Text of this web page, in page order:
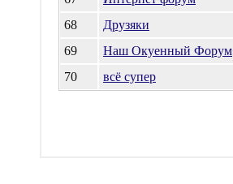
68
Друзяки
69
Наш Окуенный Форум
70
всё супер